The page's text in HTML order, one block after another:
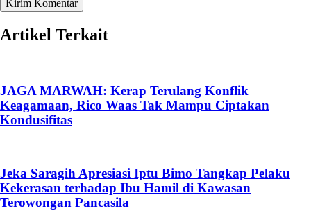
Artikel Terkait
JAGA MARWAH: Kerap Terulang Konflik
Keagamaan, Rico Waas Tak Mampu Ciptakan
Kondusifitas
Jeka Saragih Apresiasi Iptu Bimo Tangkap Pelaku
Kekerasan terhadap Ibu Hamil di Kawasan
Terowongan Pancasila